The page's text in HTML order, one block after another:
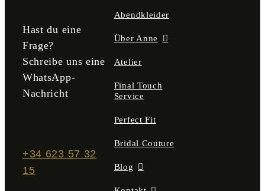
werden
Hast du eine
Frage?
Schreibe uns eine
WhatsApp-
Nachricht
+34 623 57 32
15
Abendkleider
Über Anne
Atelier
Final Touch
Service
Perfect Fit
Bridal Couture
Blog